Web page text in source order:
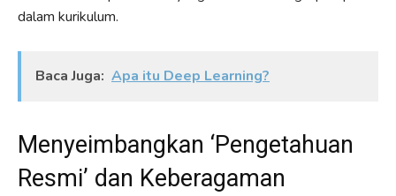
dalam kurikulum.
Baca Juga: Apa itu Deep Learning?
Menyeimbangkan ‘Pengetahuan
Resmi’ dan Keberagaman